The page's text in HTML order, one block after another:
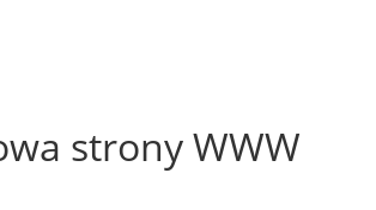
strony WWW